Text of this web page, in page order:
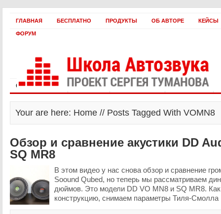
ГЛАВНАЯ БЕСПЛАТНО ПРОДУКТЫ ОБ АВТОРЕ КЕЙСЫ
ФОРУМ
Статьи и видео Интервью Как оплатить? Заработать!
Your are here: Home // Posts Tagged With VOMN8
Обзор и сравнение акустики DD
SQ MR8
В этом видео у нас снова обзор и сравнение
Soound Qubed, но теперь мы рассматриваем
дюймов. Это модели DD VO MN8 и SQ MR8. Как
конструкцию, снимаем параметры Тиля-Смолла